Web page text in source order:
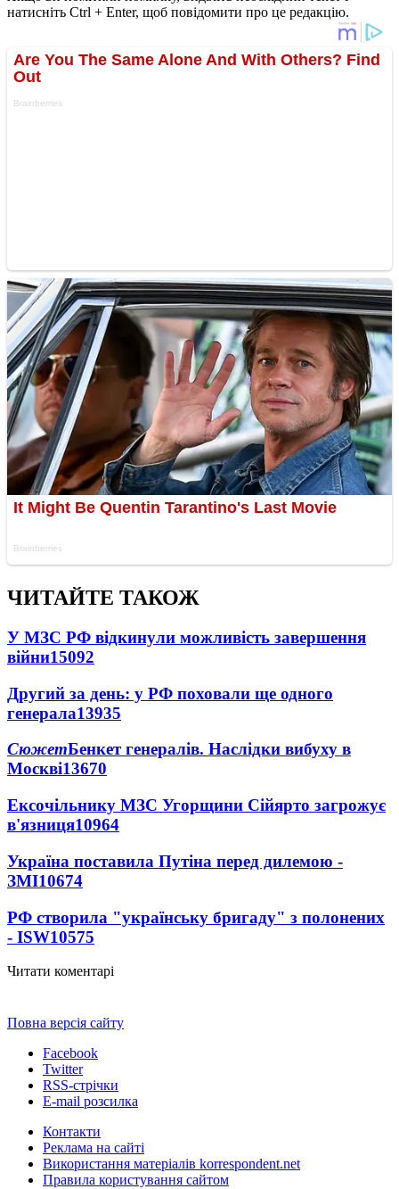
натисніть Ctrl + Enter, щоб повідомити про це редакцію.
ЧИТАЙТЕ ТАКОЖ
У МЗС РФ відкинули можливість завершення
війни15092
Другий за день: у РФ поховали ще одного
генерала13935
СюжетБенкет генералів. Наслідки вибуху в
Москві13670
Ексочільнику МЗС Угорщини Сійярто загрожує
в'язниця10964
Україна поставила Путіна перед дилемою -
ЗМІ10674
РФ створила "українську бригаду" з полонених
- ISW10575
Читати коментарі
Повна версія сайту
Facebook
Twitter
RSS-стрічки
E-mail розсилка
Контакти
Реклама на сайті
Використання матеріалів korrespondent.net
Правила користування сайтом